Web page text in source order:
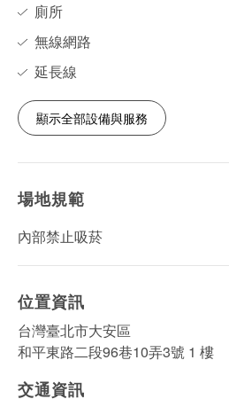
廁所
無線網路
延長線
顯示全部設備與服務
場地規範
內部禁止吸菸
位置資訊
台灣臺北市大安區
和平東路二段96巷10弄3號 1 樓
交通資訊